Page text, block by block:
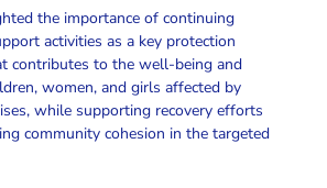
the importance of continuing
activities as a key protection
contributes to the well-being and
women, and girls affected by
while supporting recovery efforts
community cohesion in the targeted